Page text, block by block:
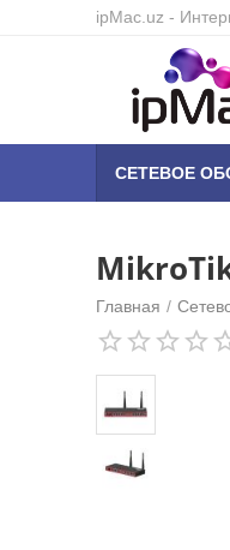
ipMac.uz -
СЕТЕВОЕ
Главная /